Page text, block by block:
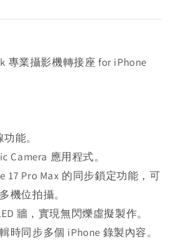
專業攝影機轉接座 for iPhone
能。
Camera 應用程式。
17 Pro Max 的同步鎖定功能，可
機位拍攝。
牆，實現無閃爍虛擬製作。
時同步多個 iPhone 錄製內容。